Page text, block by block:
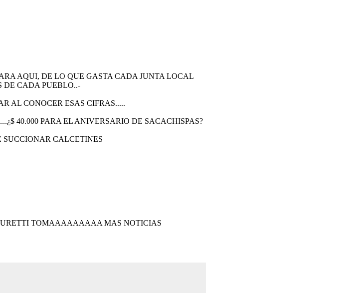
AQUI, DE LO QUE GASTA CADA JUNTA LOCAL
DE CADA PUEBLO..-
AL CONOCER ESAS CIFRAS.....
40.000 PARA EL ANIVERSARIO DE SACACHISPAS?
CALCETINES
TOMAAAAAAAAA MAS NOTICIAS